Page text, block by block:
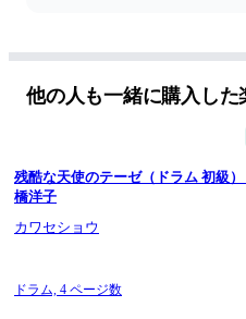
▼ ドラム譜の読み方（無料
https://www.kokomu.jp/
他の人も一緒に購入した
残酷な天使のテーゼ（ドラム 初級）
橋洋子
カワセショウ
ドラム, 4 ページ数